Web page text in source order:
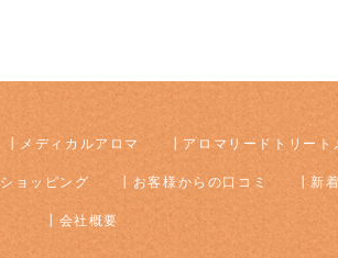
メディカルアロマ アロマリードトリート
ショッピング お客様からの口コミ 新
会社概要